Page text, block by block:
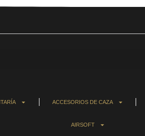
ACCESORIOS DE CAZA
AIRSOFT